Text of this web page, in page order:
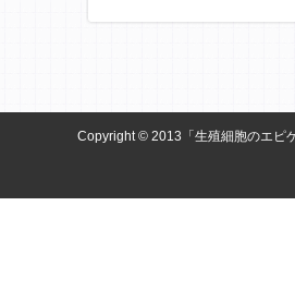
Copyright © 2013「生殖細胞のエピ